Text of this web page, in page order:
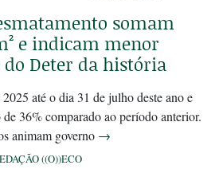
somam
e indicam menor
Deter da história
até o dia 31 de julho deste ano e
36% comparado ao período anterior.
animam governo →
((O))ECO